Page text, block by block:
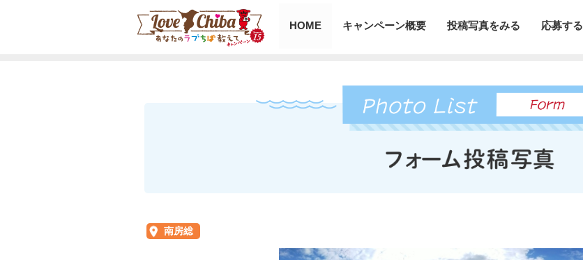
HOME キャンペーン概要 投稿写真をみる 応募する
南房総